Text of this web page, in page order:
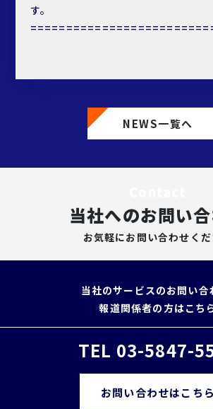
す。
NEWS一覧へ
当社へのお問い
お気軽にお問い合わせく
当社のサービスのお問い合
報道関係者の方はこち
TEL 03-5847-
お問い合わせはこちら